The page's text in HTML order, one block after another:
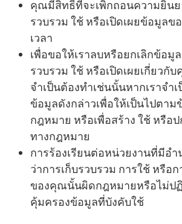
คุณมีสิทธิ์ที่จะเพิกถอนความยินย
รวบรวม ใช้ หรือเปิดเผยข้อมูล
เวลา
เพื่อขอให้เราลบหรือยกเลิกข้อมู
รวบรวม ใช้ หรือเปิดเผยเกี่ยวกั
จําเป็นต้องทําเช่นนั้นหากเราจํา
ข้อมูลดังกล่าวเพื่อให้เป็นไปตา
กฎหมาย หรือเพื่อสร้าง ใช้ หรือ
ทางกฎหมาย
การร้องเรียนต่อหน่วยงานที่มีอํ
ว่าการเก็บรวบรวม การใช้ หรือ
ของคุณนั้นผิดกฎหมายหรือไม่ป
คุ้มครองข้อมูลที่บังคับใช้